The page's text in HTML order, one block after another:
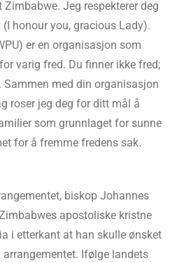
Jeg respekterer deg
honour you, gracious Lady).
er en organisasjon som
varig fred. Du finner ikke fred;
Sammen med din organisasjon
roser jeg deg for ditt mål å
som grunnlaget for sunne
for å fremme fredens sak.
biskop Johannes
apostoliske kristne
i etterkant at han skulle ønsket
Ifølge landets